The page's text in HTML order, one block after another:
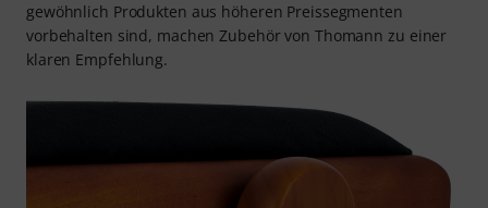
gewöhnlich Produkten aus höheren Preissegmenten
vorbehalten sind, machen Zubehör von Thomann zu einer
klaren Empfehlung.